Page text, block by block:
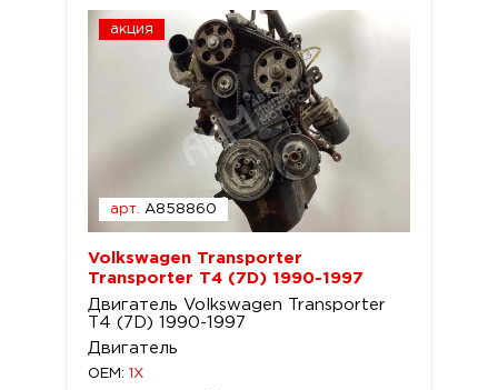
акция
арт. A858860
Volkswagen Transporter
Transporter T4 (7D) 1990-1997
Двигатель Volkswagen Transporter
T4 (7D) 1990-1997
Двигатель
OEM: 1X